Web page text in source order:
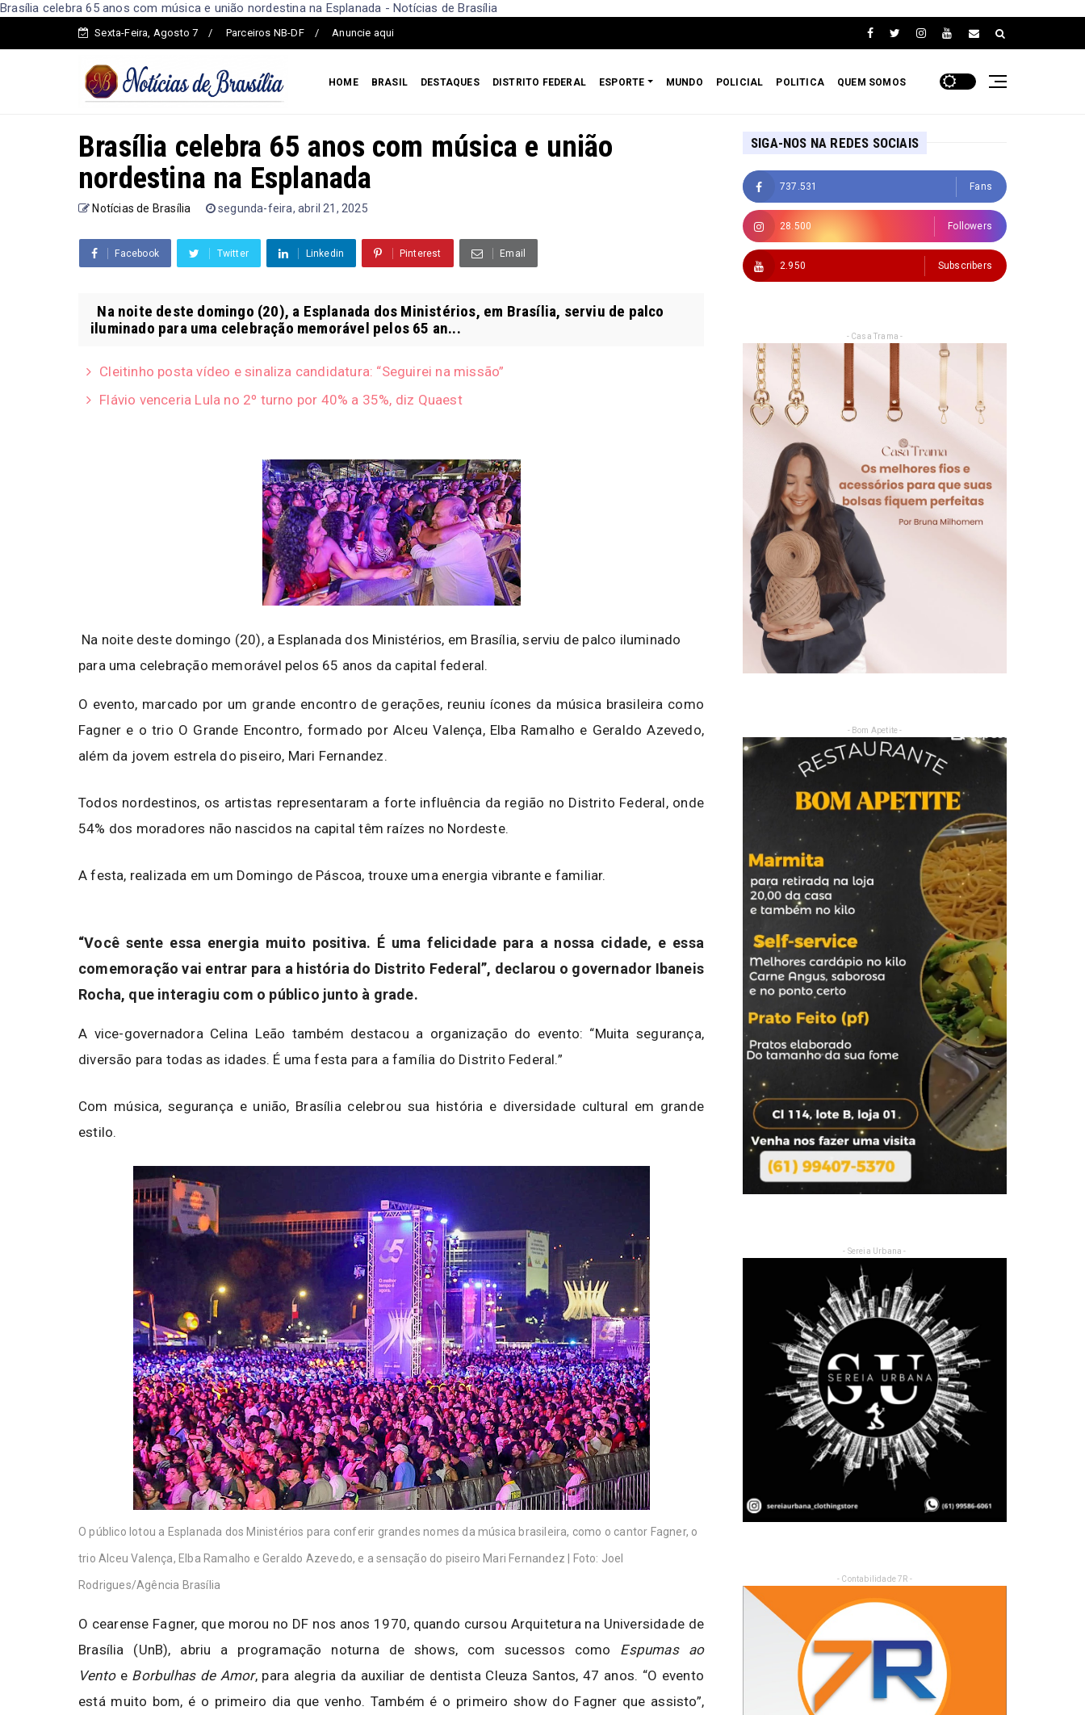
Brasília celebra 65 anos com música e união nordestina na Esplanada - Notícias de Brasília
Sexta-Feira, Agosto 7 Parceiros NB-DF Anuncie aqui
HOME BRASIL DESTAQUES DISTRITO FEDERAL ESPORTE MUNDO POLICIAL POLITICA QUEM SOMOS
Brasília celebra 65 anos com música e união
nordestina na Esplanada
Notícias de Brasília segunda-feira, abril 21, 2025
Facebook Twitter Linkedin Pinterest Email
Na noite deste domingo (20), a Esplanada dos Ministérios, em Brasília, serviu de palco
iluminado para uma celebração memorável pelos 65 an...
Cleitinho posta vídeo e sinaliza candidatura: “Seguirei na missão”
Flávio venceria Lula no 2º turno por 40% a 35%, diz Quaest
Na noite deste domingo (20), a Esplanada dos Ministérios, em Brasília, serviu de palco iluminado
para uma celebração memorável pelos 65 anos da capital federal.
O evento, marcado por um grande encontro de gerações, reuniu ícones da música brasileira como
Fagner e o trio O Grande Encontro, formado por Alceu Valença, Elba Ramalho e Geraldo Azevedo,
além da jovem estrela do piseiro, Mari Fernandez.
Todos nordestinos, os artistas representaram a forte influência da região no Distrito Federal, onde
54% dos moradores não nascidos na capital têm raízes no Nordeste.
A festa, realizada em um Domingo de Páscoa, trouxe uma energia vibrante e familiar.
“Você sente essa energia muito positiva. É uma felicidade para a nossa cidade, e essa
comemoração vai entrar para a história do Distrito Federal”, declarou o governador Ibaneis
Rocha, que interagiu com o público junto à grade.
A vice-governadora Celina Leão também destacou a organização do evento: “Muita segurança,
diversão para todas as idades. É uma festa para a família do Distrito Federal.”
Com música, segurança e união, Brasília celebrou sua história e diversidade cultural em grande
estilo.
O público lotou a Esplanada dos Ministérios para conferir grandes nomes da música brasileira, como o cantor Fagner, o
trio Alceu Valença, Elba Ramalho e Geraldo Azevedo, e a sensação do piseiro Mari Fernandez | Foto: Joel
Rodrigues/Agência Brasília
O cearense Fagner, que morou no DF nos anos 1970, quando cursou Arquitetura na Universidade de
Brasília (UnB), abriu a programação noturna de shows, com sucessos como Espumas ao
Ventoe Borbulhas de Amor, para alegria da auxiliar de dentista Cleuza Santos, 47 anos. “O evento
está muito bom, é o primeiro dia que venho. Também é o primeiro show do Fagner que assisto”,
SIGA-NOS NA REDES SOCIAIS
737.531 Fans
28.500 Followers
2.950 Subscribers
- Casa Trama -
- Bom Apetite -
- Sereia Urbana -
- Contabilidade 7R -